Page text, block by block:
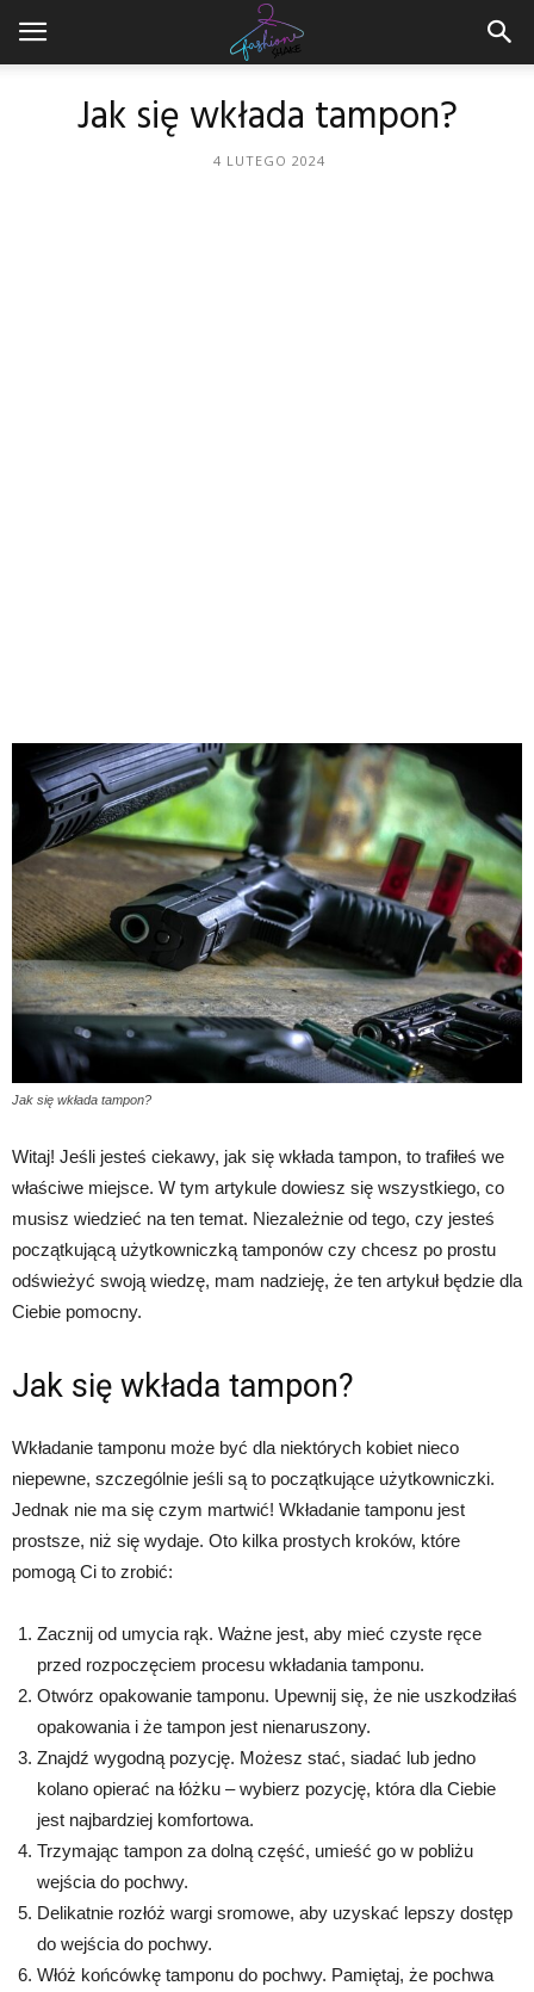
Jak się wkłada tampon?
4 LUTEGO 2024
Jak się wkłada tampon?
Witaj! Jeśli jesteś ciekawy, jak się wkłada tampon, to trafiłeś we
właściwe miejsce. W tym artykule dowiesz się wszystkiego, co
musisz wiedzieć na ten temat. Niezależnie od tego, czy jesteś
początkującą użytkowniczką tamponów czy chcesz po prostu
odświeżyć swoją wiedzę, mam nadzieję, że ten artykuł będzie dla
Ciebie pomocny.
Jak się wkłada tampon?
Wkładanie tamponu może być dla niektórych kobiet nieco
niepewne, szczególnie jeśli są to początkujące użytkowniczki.
Jednak nie ma się czym martwić! Wkładanie tamponu jest
prostsze, niż się wydaje. Oto kilka prostych kroków, które
pomogą Ci to zrobić:
Zacznij od umycia rąk. Ważne jest, aby mieć czyste ręce
przed rozpoczęciem procesu wkładania tamponu.
Otwórz opakowanie tamponu. Upewnij się, że nie uszkodziłaś
opakowania i że tampon jest nienaruszony.
Znajdź wygodną pozycję. Możesz stać, siadać lub jedno
kolano opierać na łóżku – wybierz pozycję, która dla Ciebie
jest najbardziej komfortowa.
Trzymając tampon za dolną część, umieść go w pobliżu
wejścia do pochwy.
Delikatnie rozłóż wargi sromowe, aby uzyskać lepszy dostęp
do wejścia do pochwy.
Włóż końcówkę tamponu do pochwy. Pamiętaj, że pochwa